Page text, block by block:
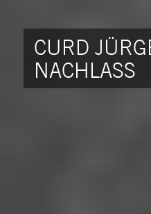
CURD
NACHLASS